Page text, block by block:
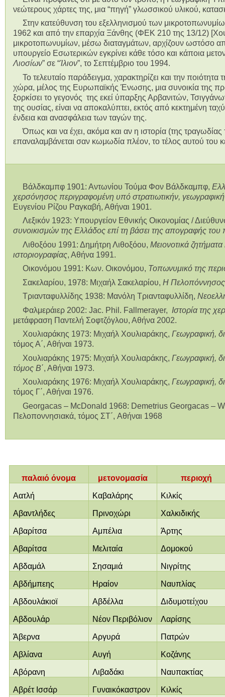
νεώτερους χάρτες της, μια “πηγή” γλωσσικού υλικού,
Στην κατεύθυνση του εξελληνισμού των
1962 και από την επαρχία Ξάνθης (ΦΕΚ 210 της 13/12)
μικροτοπωνυμίων, μέσω διαταγμάτων, αρχίζουν ωστόσο
υπουργείο Εσωτερικών εγκρίνει κάθε τόσο και κάποια
Λιοσίων” σε “Ίλιον”, το Σεπτέμβριο του 1994.
Το τελευταίο παράδειγμα, χαρακτηρίζει και την
χώρα, μέλος της Ευρωπαϊκής Ένωσης, μια συνοικία της
ξορκίσει το γεγονός της εκεί ύπαρξης Αρβανιτών,
της ουσίας, είναι να αποκαλύπτει, εκτός από κεκτημένη
ένδεια και ανασφάλεια των ταγών της.
Όπως και να έχει, ακόμα και αν η ιστορία (της
επαναλαμβάνεται σαν κωμωδία πλέον, το τέλος αυτού του
Βάλδκαμπφ 1901: Αντωνίου Τούμα Φον Βάλδκαμπφ,
χερσόνησος περιγραφομένη υπό στρατιωτικήν,
Ευγενίου Ρίζου Ραγκαβή, Αθήναι 1901.
Λεξικόν 1923: Υπουργείον Εθνικής Οικονομίας /
συνοικισμών της Ελλάδος επί τη βάσει της απογραφής
Λιθοξόου 1991: Δημήτρη Λιθοξόου, Μειονοτικά
ιστοριογραφίας, Αθήνα 1991.
Οικονόμου 1991: Κων. Οικονόμου, Τοπωνυμικό της
Σακελαρίου, 1978: Μιχαήλ Σακελαρίου, Η Πελοπόννησος
Τριανταφυλλίδης 1938: Μανόλη Τριανταφυλλίδη,
Φαλμεράιερ 2002: Jac. Phil. Fallmerayer, Ιστορία της
μετάφραση Παντελή Σοφτζόγλου, Αθήνα 2002.
Χουλιαράκης 1973: Μιχαήλ Χουλιαράκης, Γεωγραφική,
τόμος Α΄, Αθήναι 1973.
Χουλιαράκης 1975: Μιχαήλ Χουλιαράκης, Γεωγραφική,
τόμος Β΄, Αθήναι 1973.
Χουλιαράκης 1976: Μιχαήλ Χουλιαράκης, Γεωγραφική,
τόμος Γ΄, Αθήναι 1976.
Georgacas – McDonald 1968: Demetrius Georgacas –
Πελοποννησιακά, τόμος ΣΤ΄, Αθήναι 1968
παλαιό όνομα μετονομασία περιοχή
Αατλή Καβαλάρης Κιλκίς
Αβαντλήδες Πρινοχώρι Χαλκιδικής
Αβαρίτσα Αμπέλια Άρτης
Αβαρίτσα Μελιταία Δομοκού
Αβδαμάλ Σησαμιά Νιγρίτης
Αβδήμπεης Ηραίον Ναυπλίας
Αβδουλάκιοϊ Αβδέλλα Διδυμοτείχου
Αβδουλάρ Νέον Περιβόλιον Λαρίσης
Άβερνα Αργυρά Πατρών
Αβλίανα Αυγή Κοζάνης
Αβόρανη Λιβαδάκι Ναυπακτίας
Αβρέτ Ισσάρ Γυναικόκαστρον Κιλκίς